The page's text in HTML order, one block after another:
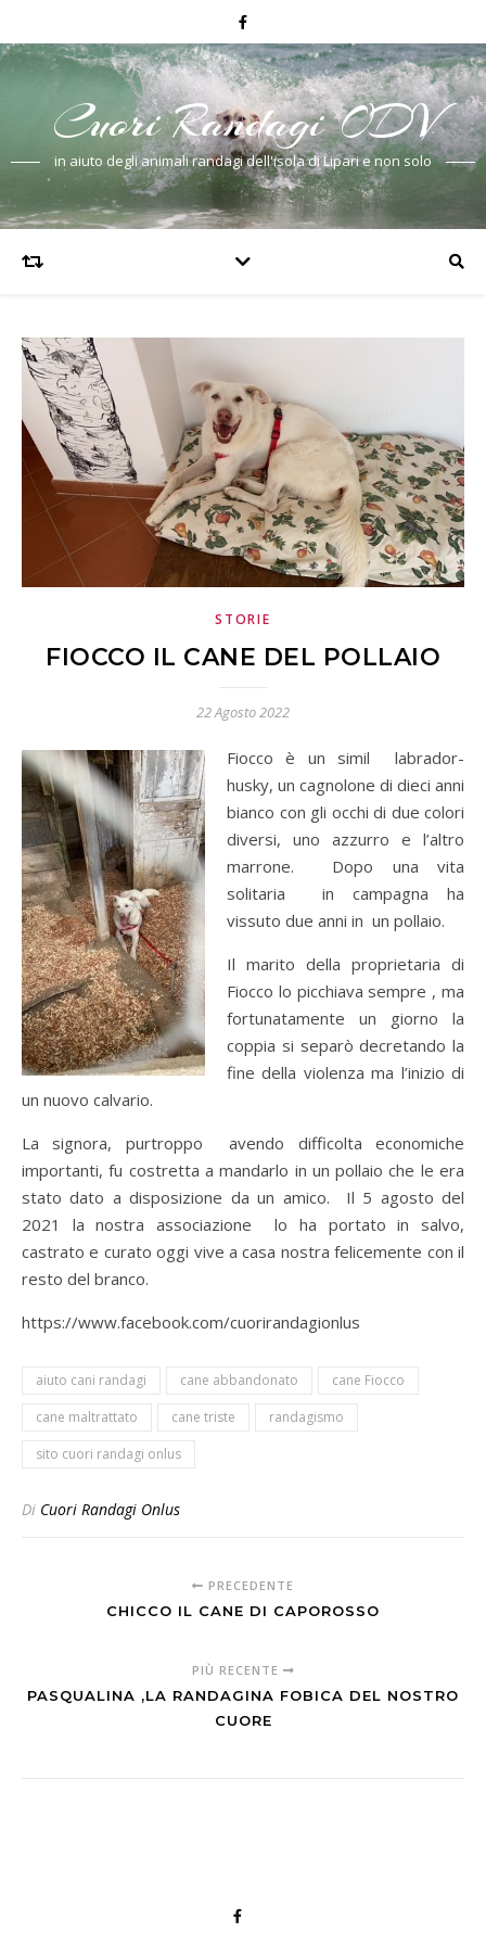
Cuori Randagi ODV
in aiuto degli animali randagi dell'isola di Lipari e non solo
STORIE
FIOCCO IL CANE DEL POLLAIO
22 Agosto 2022
Fioccoè un simil labrador-
husky, un cagnolone di dieci anni
bianco con gli occhi di due colori
diversi, uno azzurro e l’altro
marrone. Dopo una vita
solitaria in campagna ha
vissuto due anni in un pollaio.
Il marito della proprietaria di
Fiocco lo picchiava sempre , ma
fortunatamente un giorno la
coppia si separò decretando la
fine della violenza ma l’inizio di
un nuovo calvario.
La signora, purtroppo avendo difficolta economiche
importanti, fu costretta a mandarlo in un pollaio che le era
stato dato a disposizione da un amico. Il 5 agosto del
2021 la nostra associazione lo ha portato in salvo,
castrato e curato oggi vive a casa nostra felicemente con il
resto del branco.
https://www.facebook.com/cuorirandagionlus
aiuto cani randagi cane abbandonato
cane Fiocco
cane maltrattato
cane triste
randagismo
sito cuori randagi onlus
Di Cuori Randagi Onlus
PRECEDENTE
CHICCO IL CANE DI CAPOROSSO
PIÙ RECENTE
PASQUALINA ,LA RANDAGINA FOBICA DEL NOSTRO
CUORE